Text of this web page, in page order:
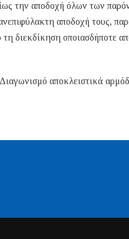
την αποδοχή όλων των
αποδοχή τους,
διεκδίκηση οποιασδήποτε
αποκλειστικά